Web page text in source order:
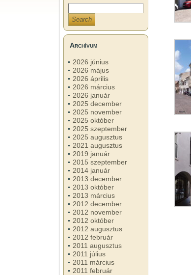
Archívum
2026 június
2026 május
2026 április
2026 március
2026 január
2025 december
2025 november
2025 október
2025 szeptember
2025 augusztus
2021 augusztus
2019 január
2015 szeptember
2014 január
2013 december
2013 október
2013 március
2012 december
2012 november
2012 október
2012 augusztus
2012 február
2011 augusztus
2011 július
2011 március
2011 február